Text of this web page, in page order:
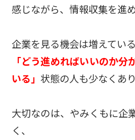
感じながら、情報収集を進め
企業を見る機会は増えている
「どう進めればいいのか分
いる」 状態の人も少なくあ
大切なのは、やみくもに企
く、